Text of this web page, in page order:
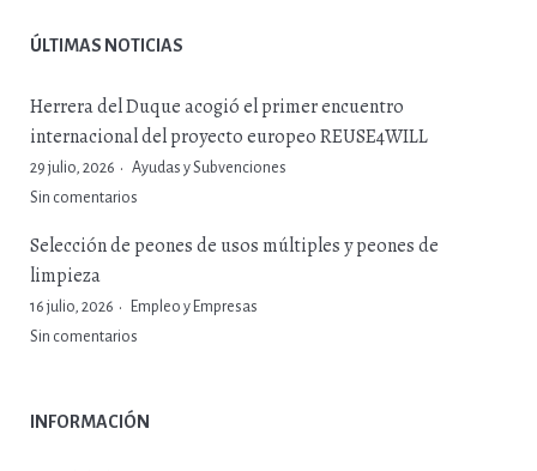
ÚLTIMAS NOTICIAS
Herrera del Duque acogió el primer encuentro
internacional del proyecto europeo REUSE4WILL
29 julio, 2026
Ayudas y Subvenciones
Sin comentarios
Selección de peones de usos múltiples y peones de
limpieza
16 julio, 2026
Empleo y Empresas
Sin comentarios
INFORMACIÓN